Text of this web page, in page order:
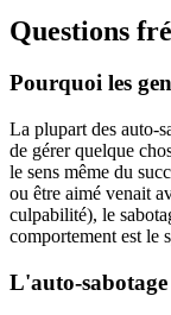
Questions
Pourquoi les
La plupart des auto-
de gérer quelque
le sens même du
ou être aimé venait
culpabilité), le
comportement est le
L'auto-